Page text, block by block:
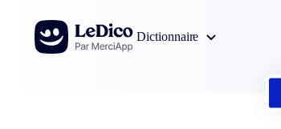
Aller au contenu
Dictionnaire